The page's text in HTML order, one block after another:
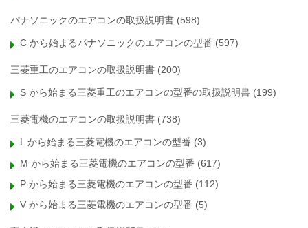
パナソニックのエアコンの取扱説明書 (598)
C から始まるパナソニックのエアコンの型番 (597)
三菱重工のエアコンの取扱説明書 (200)
S から始まる三菱重工のエアコンの型番の取扱説明書 (199)
三菱電機のエアコンの取扱説明書 (738)
L から始まる三菱電機のエアコンの型番 (3)
M から始まる三菱電機のエアコンの型番 (617)
P から始まる三菱電機のエアコンの型番 (112)
V から始まる三菱電機のエアコンの型番 (5)